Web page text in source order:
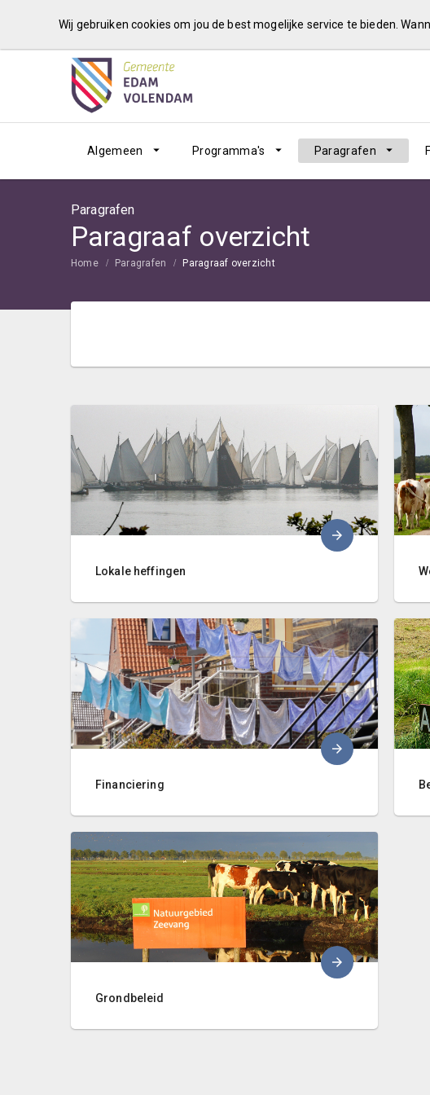
Algemeen Programma's Paragrafen
Paragrafen
Paragraaf overzicht
Home Paragrafen Paragraaf overzicht
Lokale heffingen
Financiering
Grondbeleid
Wij gebruiken cookies om jou de best mogelijke service te bieden.